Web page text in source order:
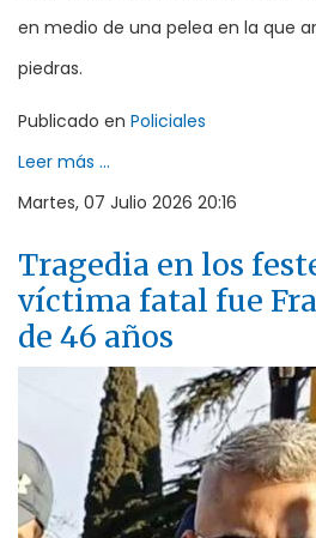
en medio de una pelea en la que
piedras.
Publicado en Policiales
Leer más ...
Martes, 07 Julio 2026 20:16
Tragedia en los
víctima fatal fue
de 46 años